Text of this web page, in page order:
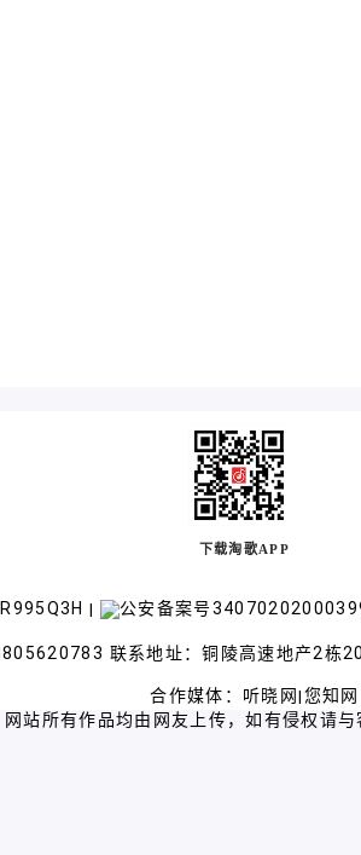
下载淘歌APP
| 公安备案号
联系地址：铜陵高速地产2栋
合作媒体： 听晓网| 您知网
站所有作品均由网友上传，如有侵权请